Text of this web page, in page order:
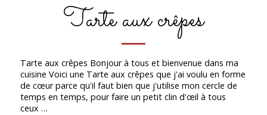
Tarte aux crêpes
Tarte aux crêpes Bonjour à tous et bienvenue dans ma
cuisine Voici une Tarte aux crêpes que j'ai voulu en forme
de cœur parce qu'il faut bien que j'utilise mon cercle de
temps en temps, pour faire un petit clin d'œil à tous
ceux …